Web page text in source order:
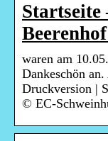
Startseite
waren am
Dankeschön
Druckversion |
© EC-